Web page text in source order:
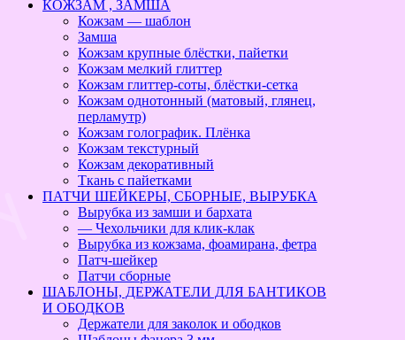
КОЖЗАМ , ЗАМША
Кожзам — шаблон
Замша
Кожзам крупные блёстки, пайетки
Кожзам мелкий глиттер
Кожзам глиттер-соты, блёстки-сетка
Кожзам однотонный (матовый, глянец,
перламутр)
Кожзам голографик. Плёнка
Кожзам текстурный
Кожзам декоративный
Ткань с пайетками
ПАТЧИ ШЕЙКЕРЫ, СБОРНЫЕ, ВЫРУБКА
Вырубка из замши и бархата
— Чехольчики для клик-клак
Вырубка из кожзама, фоамирана, фетра
Патч-шейкер
Патчи сборные
ШАБЛОНЫ, ДЕРЖАТЕЛИ ДЛЯ БАНТИКОВ
И ОБОДКОВ
Держатели для заколок и ободков